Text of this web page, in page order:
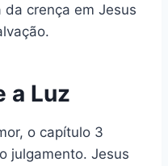
crença em Jesus
a Luz
o capítulo 3
julgamento. Jesus